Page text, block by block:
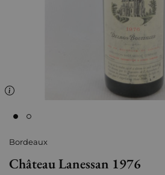
Bordeaux
Château Lanessan 1976